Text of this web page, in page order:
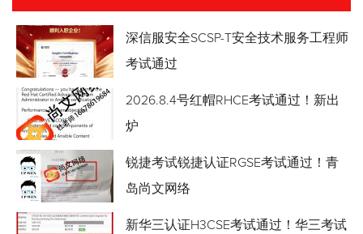
深信服安全SCSP-T安全技术服务工程师
考试通过
2026.8.4号红帽RHCE考试通过！新出
炉
锐捷考试锐捷认证RGSE考试通过！青
岛尚文网络
新华三认证H3CSE考试通过！华三考试